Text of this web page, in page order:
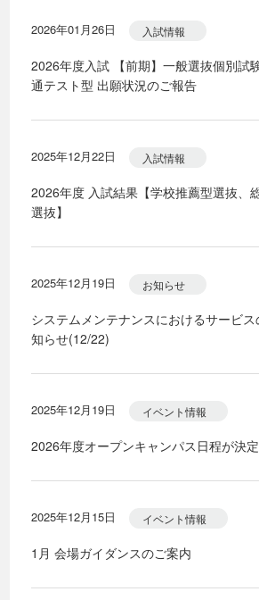
2026年01月26日 入試情報
2026年度入試 【前期】一般選抜個別試
通テスト型 出願状況のご報告
2025年12月22日 入試情報
2026年度 入試結果【学校推薦型選抜、
選抜】
2025年12月19日 お知らせ
システムメンテナンスにおけるサービ
知らせ(12/22)
2025年12月19日 イベント情報
2026年度オープンキャンパス日程が決
2025年12月15日 イベント情報
1月 会場ガイダンスのご案内